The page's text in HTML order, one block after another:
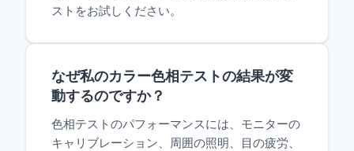
ストをお試しください。
なぜ私のカラー色相テストの結果が変
動するのですか？
色相テストのパフォーマンスには、モニターの
キャリブレーション、周囲の照明、目の疲労、